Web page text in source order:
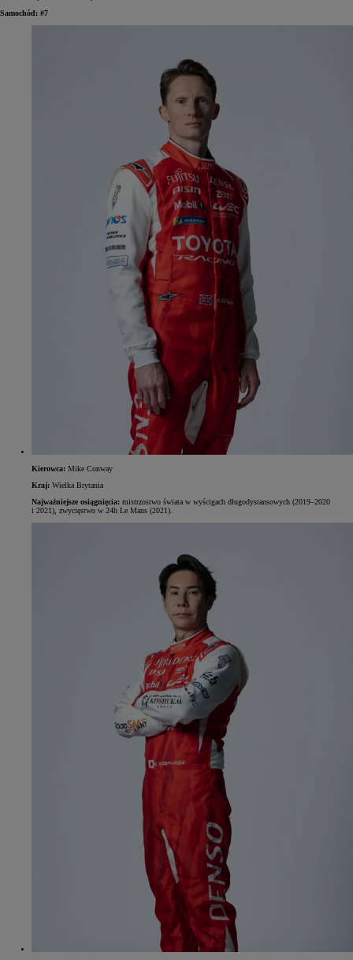
Samochód: #7
Kierowca: Mike Conway
Kraj: Wielka Brytania
Najważniejsze osiągnięcia: mistrzostwo świata w wyścigach długodystansowych (2019–2020
i 2021), zwycięstwo w 24h Le Mans (2021).